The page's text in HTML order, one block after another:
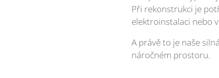
Při rekonstrukci je
elektroinstalaci nebo
A právě to je naše
náročném prostoru.